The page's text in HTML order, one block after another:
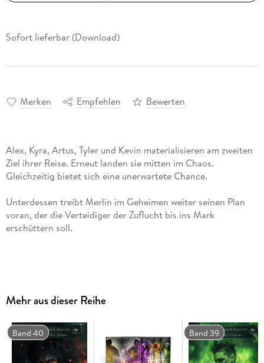
Sofort lieferbar (Download)
Merken Empfehlen Bewerten
Alex, Kyra, Artus, Tyler und Kevin materialisieren am zweiten
Ziel ihrer Reise. Erneut landen sie mitten im Chaos.
Unterdessen treibt Merlin im Geheimen weiter seinen Plan
voran, der die Verteidiger der Zuflucht bis ins Mark
. . . Gewinner des Deutschen Phantastik Preis 2019 in "Beste
. . . Gewinner des Lovelybooks Lesepreis 2018!
Mehr aus dieser Reihe
Band 40 Band 39